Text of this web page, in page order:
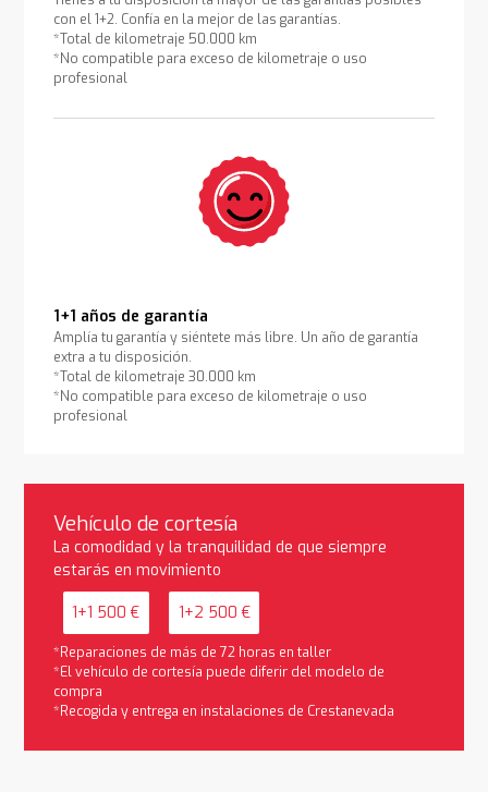
con el 1+2. Confía en la mejor de las garantías.
*Total de kilometraje 50.000 km
*No compatible para exceso de kilometraje o uso
profesional
1+1 años de garantía
Amplía tu garantía y siéntete más libre. Un año de garantía
extra a tu disposición.
*Total de kilometraje 30.000 km
*No compatible para exceso de kilometraje o uso
profesional
Vehículo de cortesía
La comodidad y la tranquilidad de que siempre
estarás en movimiento
1+1 500 € 1+2 500 €
*Reparaciones de más de 72 horas en taller
*El vehículo de cortesía puede diferir del modelo de
compra
*Recogida y entrega en instalaciones de Crestanevada